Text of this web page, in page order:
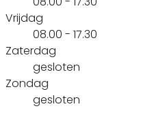
Vrijdag
08.00 - 17.30
Zaterdag
gesloten
Zondag
gesloten